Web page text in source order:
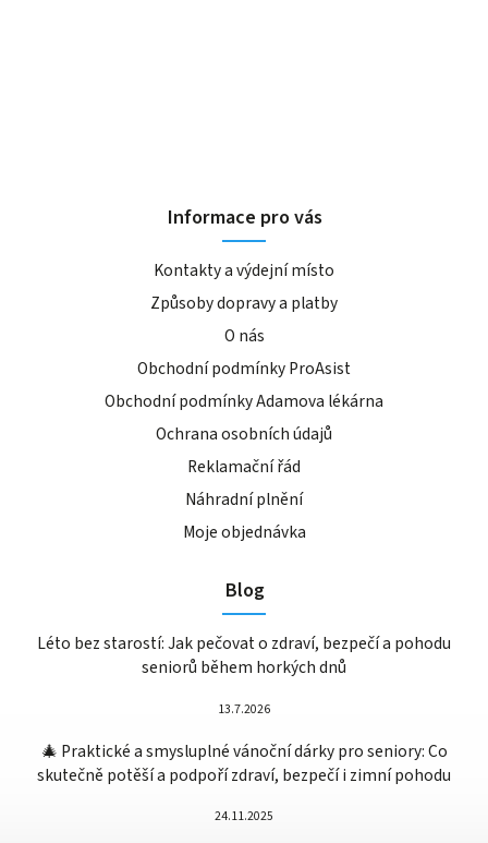
Informace pro vás
Kontakty a výdejní místo
Způsoby dopravy a platby
O nás
Obchodní podmínky ProAsist
Obchodní podmínky Adamova lékárna
Ochrana osobních údajů
Reklamační řád
Náhradní plnění
Moje objednávka
Blog
Léto bez starostí: Jak pečovat o zdraví, bezpečí a pohodu
seniorů během horkých dnů
13.7.2026
🎄 Praktické a smysluplné vánoční dárky pro seniory: Co
skutečně potěší a podpoří zdraví, bezpečí i zimní pohodu
24.11.2025